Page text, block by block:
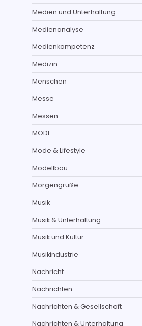
Medien und Unterhaltung
Medienanalyse
Medienkompetenz
Medizin
Menschen
Messe
Messen
MODE
Mode & Lifestyle
Modellbau
Morgengrüße
Musik
Musik & Unterhaltung
Musik und Kultur
Musikindustrie
Nachricht
Nachrichten
Nachrichten & Gesellschaft
Nachrichten & Unterhaltung